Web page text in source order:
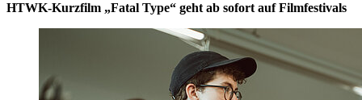
HTWK-Kurzfilm „Fatal Type“ geht ab sofort auf Filmfestivals